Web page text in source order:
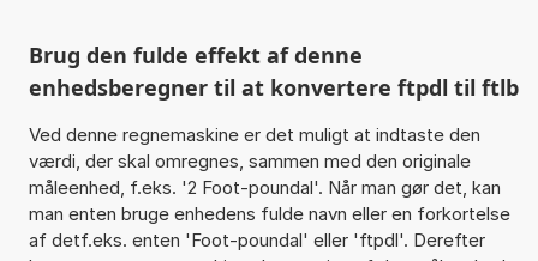
Brug den fulde effekt af denne
enhedsberegner til at konvertere ftpdl til ftlb
Ved denne regnemaskine er det muligt at indtaste den
værdi, der skal omregnes, sammen med den originale
måleenhed, f.eks. '2 Foot-poundal'. Når man gør det, kan
man enten bruge enhedens fulde navn eller en forkortelse
af detf.eks. enten 'Foot-poundal' eller 'ftpdl'. Derefter